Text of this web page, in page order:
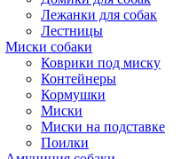
Лежанки для собак
Лестницы
Миски собаки
Коврики под миску
Контейнеры
Кормушки
Миски
Миски на подставке
Поилки